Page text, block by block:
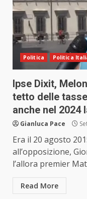
Politica Politica
Ipse Dixit,
tetto delle
anche nel 2024
Gianluca Pace
Era il 20 agosto
all’opposizione,
l’allora premier
Read More